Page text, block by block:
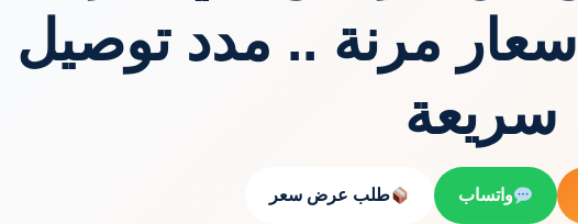
-0560533140 أسعار مرنة .. مدد توصيل
سريعة
واتساب طلب عرض سعر